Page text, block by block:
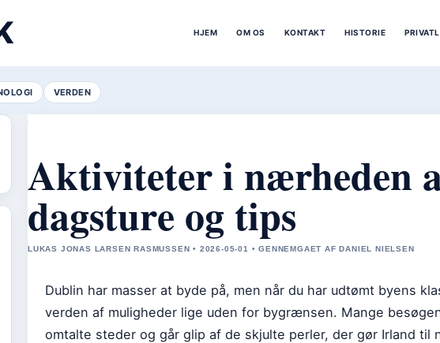
HJEM OM OS KONTAKT HISTORIE
VERDEN
Aktiviteter i nærheden
dagsture og tips
LUKAS JONAS LARSEN RASMUSSEN • 2026-05-01 • GENNEMGAET AF DANIEL NIELSEN
Dublin har masser at byde på, men når du har udtømt byens
verden af muligheder lige uden for bygrænsen. Mange
omtalte steder og går glip af de skjulte perler, der gør Irland